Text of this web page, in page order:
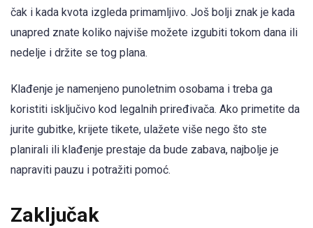
čak i kada kvota izgleda primamljivo. Još bolji znak je kada
unapred znate koliko najviše možete izgubiti tokom dana ili
nedelje i držite se tog plana.
Klađenje je namenjeno punoletnim osobama i treba ga
koristiti isključivo kod legalnih priređivača. Ako primetite da
jurite gubitke, krijete tikete, ulažete više nego što ste
planirali ili klađenje prestaje da bude zabava, najbolje je
napraviti pauzu i potražiti pomoć.
Zaključak